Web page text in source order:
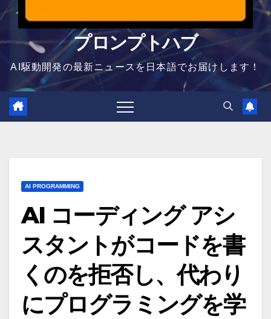
プロンプトハブ
AI駆動開発の最新ニュースを日本語でお届けします！
AI PROGRAMMING
AI コーディング アシ
スタントがコードを書
くのを拒否し、代わり
にプログラミングを学